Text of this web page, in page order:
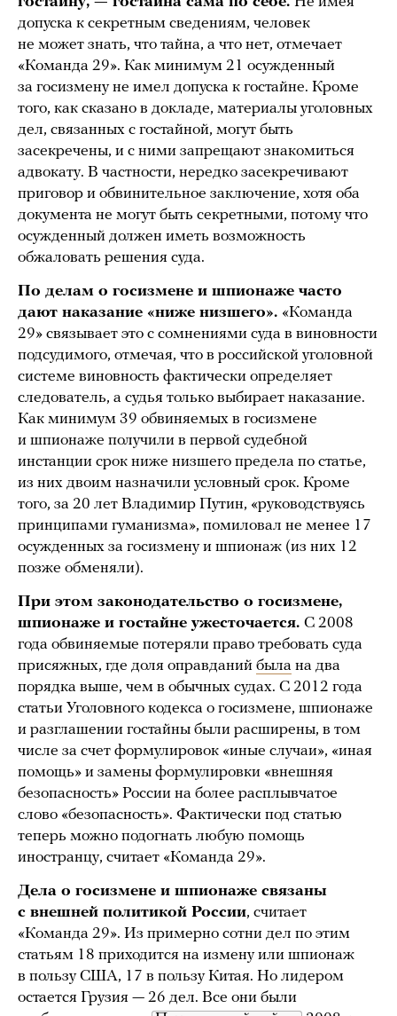
допуска к секретным сведениям, человек
не может знать, что тайна, а что нет, отмечает
«Команда 29». Как минимум 21 осужденный
за госизмену не имел допуска к гостайне. Кроме
того, как сказано в докладе, материалы уголовных
дел, связанных с гостайной, могут быть
засекречены, и с ними запрещают знакомиться
адвокату. В частности, нередко засекречивают
приговор и обвинительное заключение, хотя оба
документа не могут быть секретными, потому что
осужденный должен иметь возможность
обжаловать решения суда.
По делам о госизмене и шпионаже часто
дают наказание «ниже низшего». «Команда
29» связывает это с сомнениями суда в виновности
подсудимого, отмечая, что в российской уголовной
системе виновность фактически определяет
следователь, а судья только выбирает наказание.
Как минимум 39 обвиняемых в госизмене
и шпионаже получили в первой судебной
инстанции срок ниже низшего предела по статье,
из них двоим назначили условный срок. Кроме
того, за 20 лет Владимир Путин, «руководствуясь
принципами гуманизма», помиловал не менее 17
осужденных за госизмену и шпионаж (из них 12
позже обменяли).
При этом законодательство о госизмене,
шпионаже и гостайне ужесточается. С 2008
года обвиняемые потеряли право требовать суда
присяжных, где доля оправданий была на два
порядка выше, чем в обычных судах. С 2012 года
статьи Уголовного кодекса о госизмене, шпионаже
и разглашении гостайны были расширены, в том
числе за счет формулировок «иные случаи», «иная
помощь» и замены формулировки «внешняя
безопасность» России на более расплывчатое
слово «безопасность». Фактически под статью
теперь можно подогнать любую помощь
иностранцу, считает «Команда 29».
Дела о госизмене и шпионаже связаны
с внешней политикой России, считает
«Команда 29». Из примерно сотни дел по этим
статьям 18 приходится на измену или шпионаж
в пользу США, 17 в пользу Китая. Но лидером
остается Грузия — 26 дел. Все они были